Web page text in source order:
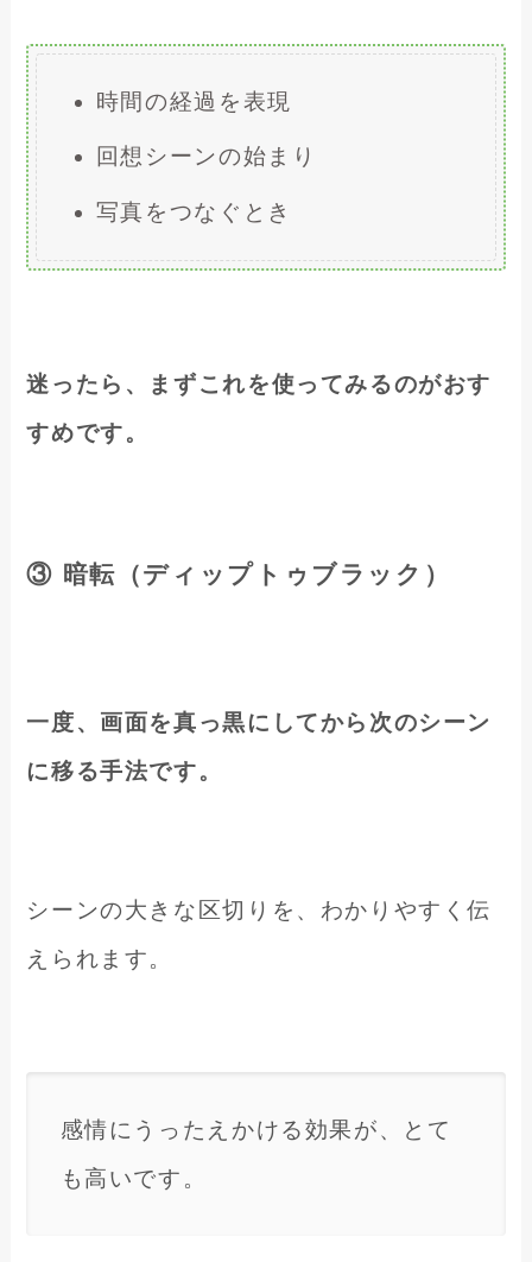
時間の経過を表現
回想シーンの始まり
写真をつなぐとき
迷ったら、まずこれを使ってみるのがおす
すめです。
③ 暗転（ディップトゥブラック）
一度、画面を真っ黒にしてから次のシーン
に移る手法です。
シーンの大きな区切りを、わかりやすく伝
えられます。
感情にうったえかける効果が、とて
も高いです。